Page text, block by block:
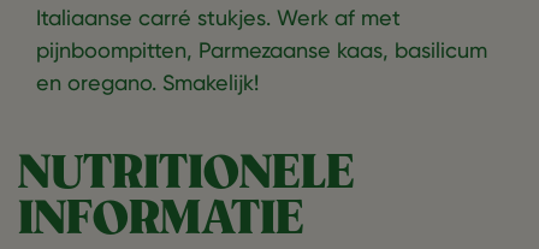
Italiaanse carré stukjes. Werk af met
pijnboompitten, Parmezaanse kaas, basilicum
en oregano. Smakelijk!
NUTRITIONELE
INFORMATIE